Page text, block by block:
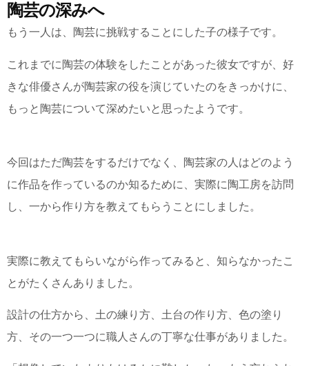
陶芸の深みへ
もう一人は、陶芸に挑戦することにした子の様子です。
これまでに陶芸の体験をしたことがあった彼女ですが、好
きな俳優さんが陶芸家の役を演じていたのをきっかけに、
もっと陶芸について深めたいと思ったようです。
今回はただ陶芸をするだけでなく、陶芸家の人はどのよう
に作品を作っているのか知るために、実際に陶工房を訪問
し、一から作り方を教えてもらうことにしました。
実際に教えてもらいながら作ってみると、知らなかったこ
とがたくさんありました。
設計の仕方から、土の練り方、土台の作り方、色の塗り
方、その一つ一つに職人さんの丁寧な仕事がありました。